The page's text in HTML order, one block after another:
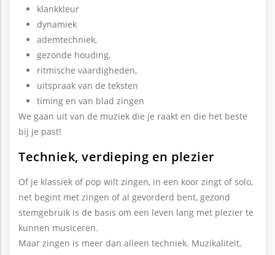
klankkleur
dynamiek
ademtechniek,
gezonde houding,
ritmische vaardigheden,
uitspraak van de teksten
timing en van blad zingen
We gaan uit van de muziek die je raakt en die het beste
bij je past!
Techniek, verdieping en plezier
Of je klassiek of pop wilt zingen, in een koor zingt of solo,
net begint met zingen of al gevorderd bent, gezond
stemgebruik is de basis om een leven lang met plezier te
kunnen musiceren.
Maar zingen is meer dan alleen techniek. Muzikaliteit,